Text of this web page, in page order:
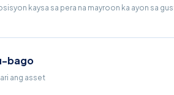
kaysa sa pera na mayroon ka ayon sa
bago
ang asset